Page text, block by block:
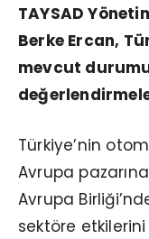
TAYSAD
Berke Ercan,
mevcut
Türkiye’nin
Avrupa
Avrupa
sektöre